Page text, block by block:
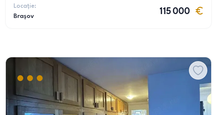
Locație:
Brașov
115 000